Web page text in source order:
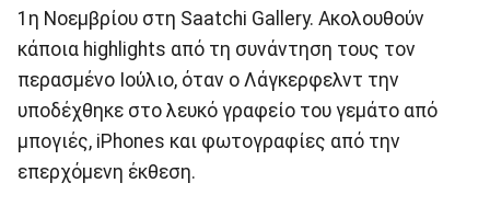
1η Νοεμβρίου στη Saatchi Gallery. Aκολουθούν
κάποια highlights από τη συνάντηση τους τον
περασμένο Ιούλιο, όταν ο Λάγκερφελντ την
υποδέχθηκε στο λευκό γραφείο του γεμάτο από
μπογιές, iPhones και φωτογραφίες από την
επερχόμενη έκθεση.